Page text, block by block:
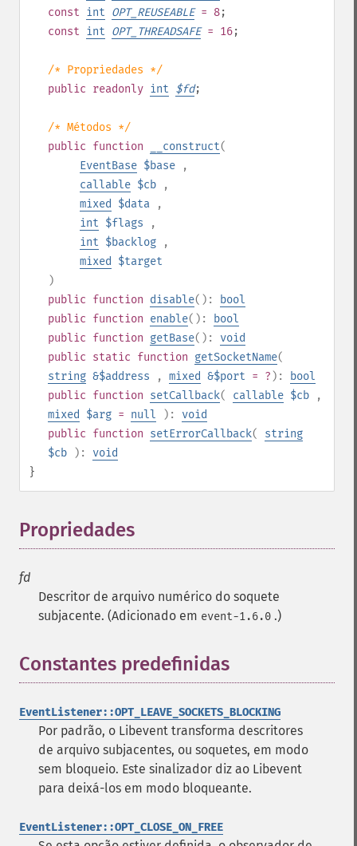
const int OPT_REUSEABLE= 8;
const int OPT_THREADSAFE= 16;
/* Propriedades */
public readonly int $fd;
/* Métodos */
public function __construct(
EventBase $base
,
callable $cb
,
mixed
$data
,
int $flags
,
int $backlog
,
mixed
$target
)
public function disable():
bool
public function enable():
bool
public function getBase(): void
public static function getSocketName(
string &$address , mixed &$port = ? ):
bool
public function setCallback( callable $cb
,
mixed
$arg = null ): void
public function setErrorCallback(
string
$cb
): void
}
Propriedades
fd
Descritor de arquivo numérico do soquete
subjacente. (Adicionado em event-1.6.0 .)
Constantes predefinidas
EventListener::OPT_LEAVE_SOCKETS_BLOCKING
Por padrão, o Libevent transforma descritores
de arquivo subjacentes, ou soquetes, em modo
sem bloqueio. Este sinalizador diz ao Libevent
para deixá-los em modo bloqueante.
EventListener::OPT_CLOSE_ON_FREE